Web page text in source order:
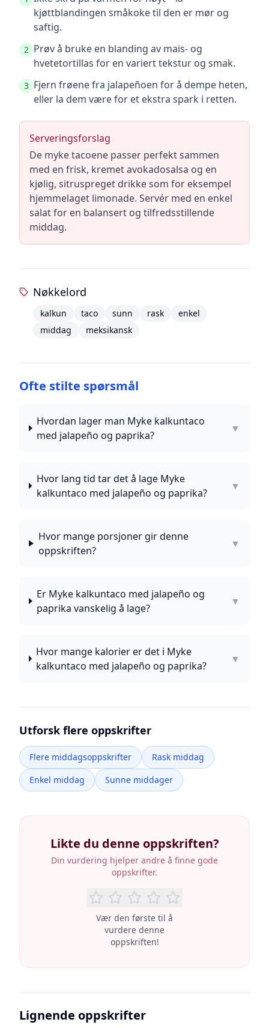
kjøttblandingen småkoke til den er mør og
saftig.
2 Prøv å bruke en blanding av mais- og
hvetetortillas for en variert tekstur og smak.
3 Fjern frøene fra jalapeñoen for å dempe heten,
eller la dem være for et ekstra spark i retten.
Serveringsforslag
De myke tacoene passer perfekt sammen
med en frisk, kremet avokadosalsa og en
kjølig, sitruspreget drikke som for eksempel
hjemmelaget limonade. Servér med en enkel
salat for en balansert og tilfredsstillende
middag.
Nøkkelord
kalkun taco sunn rask
enkel
middag
meksikansk
Ofte stilte spørsmål
Hvordan lager man Myke kalkuntaco
med jalapeño og paprika?
▼
Hvor lang tid tar det å lage Myke
kalkuntaco med jalapeño og paprika?
▼
Hvor mange porsjoner gir denne
oppskriften?
▼
Er Myke kalkuntaco med jalapeño og
paprika vanskelig å lage?
▼
Hvor mange kalorier er det i Myke
kalkuntaco med jalapeño og paprika?
▼
Utforsk flere oppskrifter
Flere middagsoppskrifter
Rask middag
Enkel middag
Sunne middager
Likte du denne oppskriften?
Din vurdering hjelper andre å finne gode
oppskrifter.
Vær den første til å
vurdere denne
oppskriften!
Lignende oppskrifter